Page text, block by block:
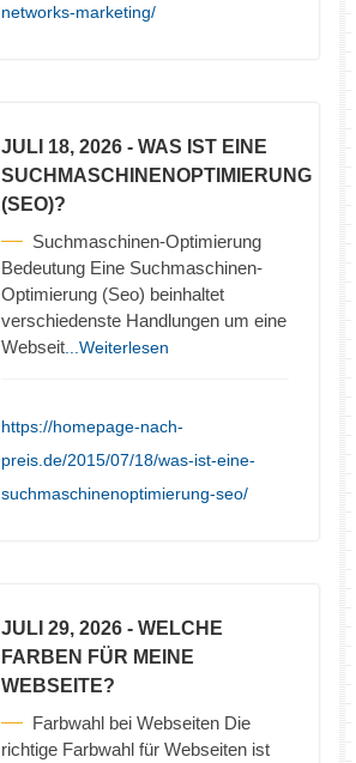
networks-marketing/
JULI 18, 2026 - WAS IST EINE
SUCHMASCHINENOPTIMIERUNG
(SEO)?
Suchmaschinen-Optimierung
Bedeutung Eine Suchmaschinen-
Optimierung (Seo) beinhaltet
verschiedenste Handlungen um eine
Webseit ...Weiterlesen
https://homepage-nach-
preis.de/2015/07/18/was-ist-eine-
suchmaschinenoptimierung-seo/
JULI 29, 2026 - WELCHE
FARBEN FÜR MEINE
WEBSEITE?
Farbwahl bei Webseiten Die
richtige Farbwahl für Webseiten ist